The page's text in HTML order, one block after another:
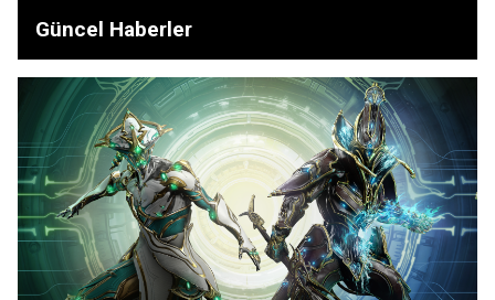
Güncel Haberler